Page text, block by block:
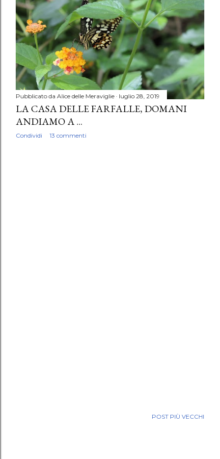
Pubblicato da Alice delle Meraviglie luglio 28, 2019
LA CASA DELLE FARFALLE, DOMANI
ANDIAMO A ...
Condividi 13 commenti
POST PIÙ VECCHI